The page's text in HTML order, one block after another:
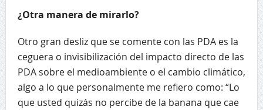
¿Otra manera de mirarlo?
Otro gran desliz que se comente con las PDA es la
ceguera o invisibilización del impacto directo de las
PDA sobre el medioambiente o el cambio climático,
algo a lo que personalmente me refiero como: “Lo
que usted quizás no percibe de la banana que cae